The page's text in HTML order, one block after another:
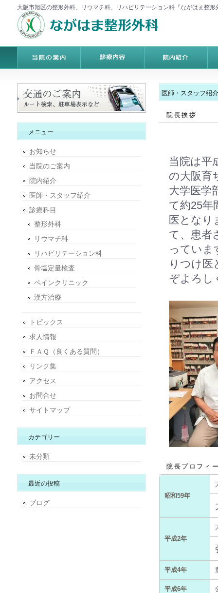
大阪市旭区の整形外科、リウマチ科、リハビリテーション科『ながはま整形
医師・スタッフ紹介
院長挨拶
当院は平
の大阪育
大学医学
て約25年
医となり
て、患者
っていま
りつけ医
ぞよろし
院長プロフ
昭和59年
平成2年
平成4年
平成6年
メニュー
お知らせ
当院のご案内
院内紹介
医師・スタッフ紹介
診療科目
整形外科
リウマチ科
リハビリテーション科
骨塩定量検査
ペインクリニック
漢方治療
トピックス
求人情報
ＦＡＱ（良くある質問）
リンク集
アクセス
お問合せ
サイトマップ
カテゴリー
未分類
最近の投稿
ブログ